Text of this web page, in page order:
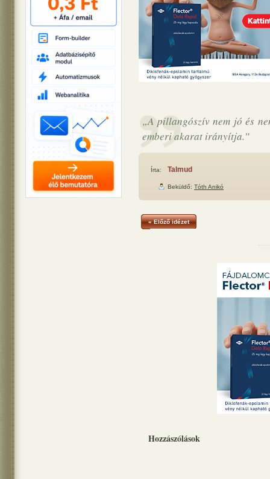
„A pillangószív nem jó és
emberi akarat irányítja.”
Írta: Talmud
Beküldő: Tóth Anikó
« Előző idézet
Hozzászólások